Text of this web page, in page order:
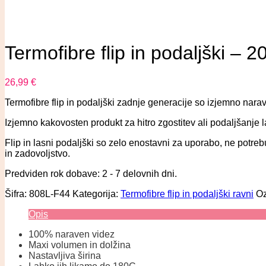
Termofibre flip in podaljški –
26,99 €
Termofibre flip in podaljški zadnje generacije so izjemno
Izjemno kakovosten produkt za hitro zgostitev ali podaljšanje
Flip in lasni podaljški so zelo enostavni za uporabo, ne
in zadovoljstvo.
Predviden rok dobave: 2 - 7 delovnih dni.
Šifra: 808L-F44 Kategorija: Termofibre flip in podaljški ravni
Opis
100% naraven videz
Maxi volumen in dolžina
Nastavljiva širina